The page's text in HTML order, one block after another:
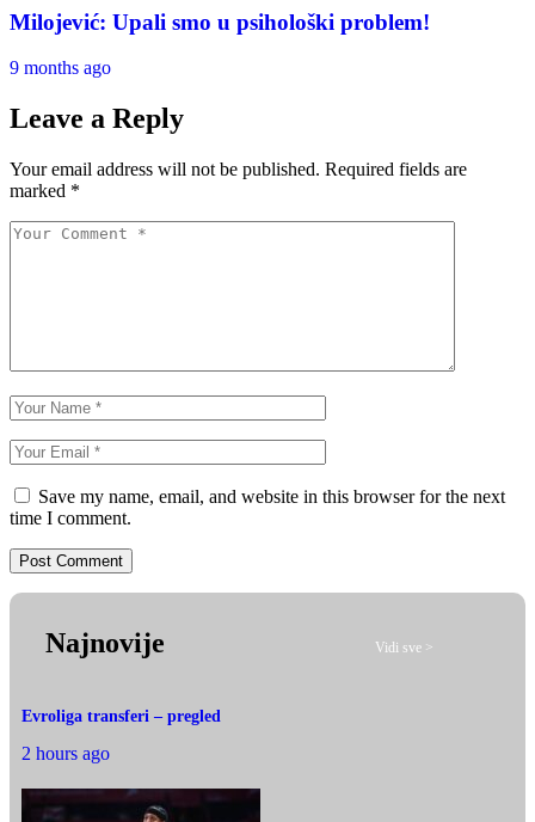
Milojević: Upali smo u psihološki problem!
9 months ago
Leave a Reply
Your email address will not be published. Required fields are
marked *
Save my name, email, and website in this browser for the next
time I comment.
Najnovije Vidi sve >
Evroliga transferi – pregled
2 hours ago